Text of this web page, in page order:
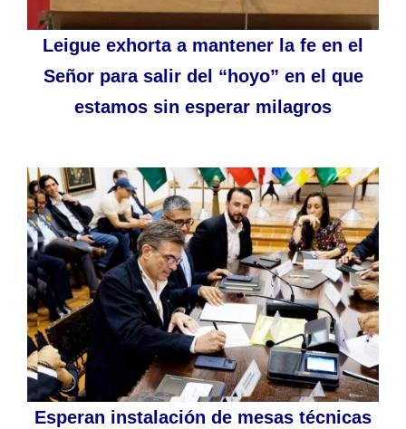
Leigue exhorta a mantener la fe en el
Señor para salir del “hoyo” en el que
estamos sin esperar milagros
Esperan instalación de mesas técnicas